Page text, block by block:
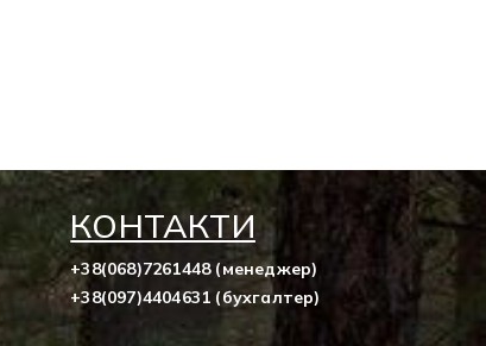
КОНТАКТИ
+38(068)7261448 (менеджер)
+38(097)4404631 (бухгалтер)